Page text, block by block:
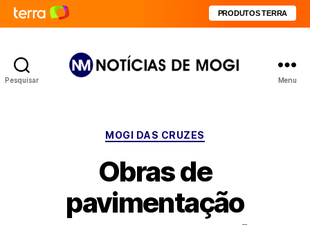
PRODUTOS TERRA
Pesquisar Menu
Categorias
MOGI DAS CRUZES
Obras de
pavimentação